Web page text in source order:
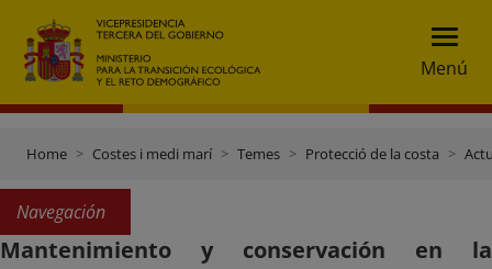
Menú
Home Costes i medi marí Temes Protecció de la costa
Navegación
Mantenimiento y conservación en la